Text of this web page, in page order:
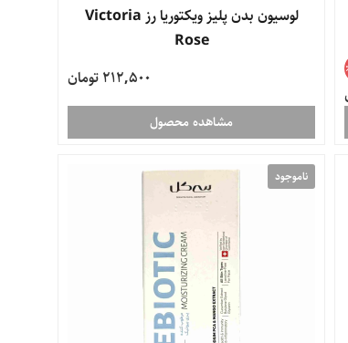
لوسیون بدن پلیز ویکتوریا رز Victoria
Rose
212,500 تومان
مشاهده محصول
ناموجود